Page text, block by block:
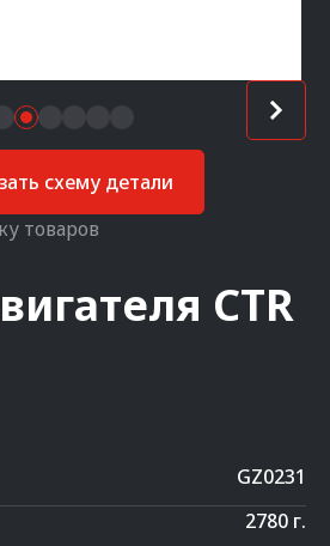
схему детали
товаров
CTR
GZ0231
2780 г.